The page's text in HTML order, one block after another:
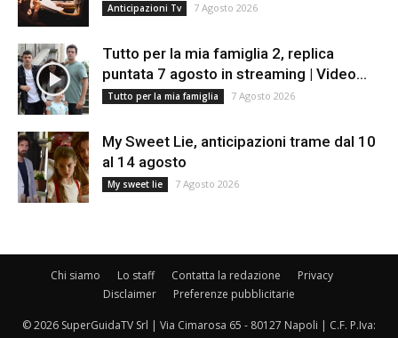
Anticipazioni Tv 7 Agosto 2026
Tutto per la mia famiglia 2, replica
puntata 7 agosto in streaming | Video...
Tutto per la mia famiglia 7 Agosto 2026
My Sweet Lie, anticipazioni trame dal 10
al 14 agosto
My sweet lie 7 Agosto 2026
Chi siamo Lo staff Contatta la redazione
Privacy
Disclaimer
Preferenze pubblicitarie
© 2026 SuperGuidaTV Srl | Via Cimarosa 65 - 80127 Napoli | C.F. P.Iva: